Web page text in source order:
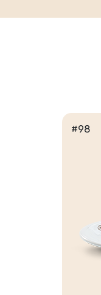
#98